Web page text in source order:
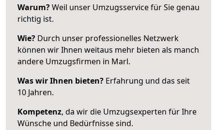
Warum?Weil unser Umzugsservice für Sie genau
richtig ist.
Wie? Durch unser professionelles Netzwerk
können wir Ihnen weitaus mehr bieten als manch
andere Umzugsfirmen in Marl.
Was wir Ihnen bieten? Erfahrung und das seit
10 Jahren.
Kompetenz, da wir die Umzugsexperten für Ihre
Wünsche und Bedürfnisse sind.